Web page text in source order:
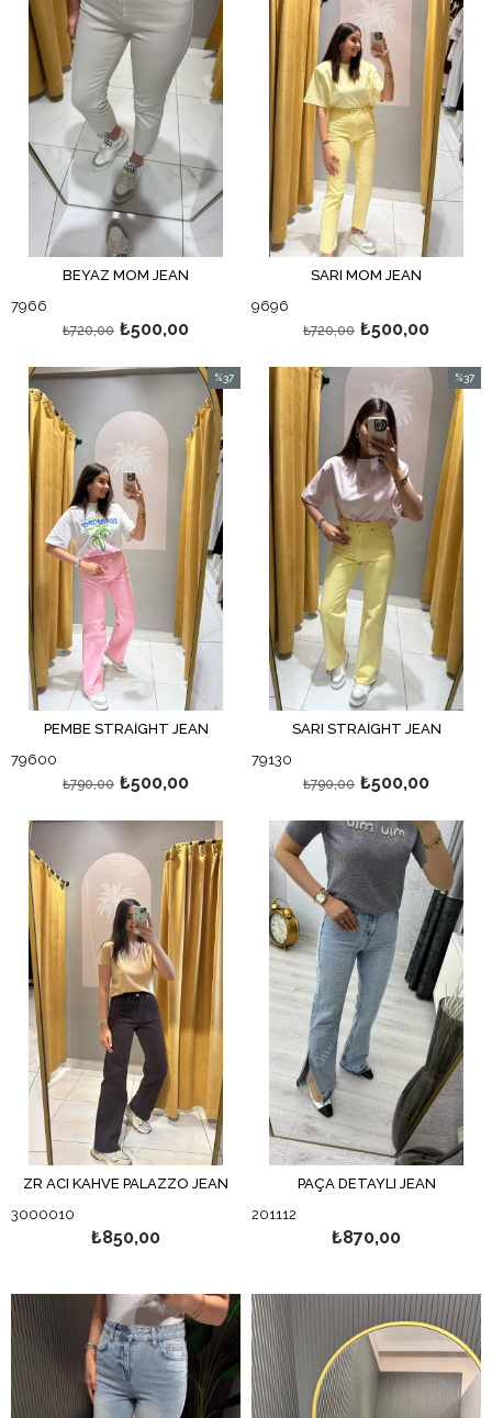
BEYAZ MOM JEAN
7966
₺500,00
₺720,00
SARI MOM JEAN
9696
₺500,00
₺720,00
PEMBE STRAİGHT JEAN
79600
₺500,00
₺790,00
%37
İndirim
%37İndirim
SARI STRAİGHT JEAN
79130
₺500,00
₺790,00
%37
İndirim
ZR ACI KAHVE PALAZZO JEAN
3000010
₺850,00
PAÇA DETAYLI JEAN
201112
₺870,00